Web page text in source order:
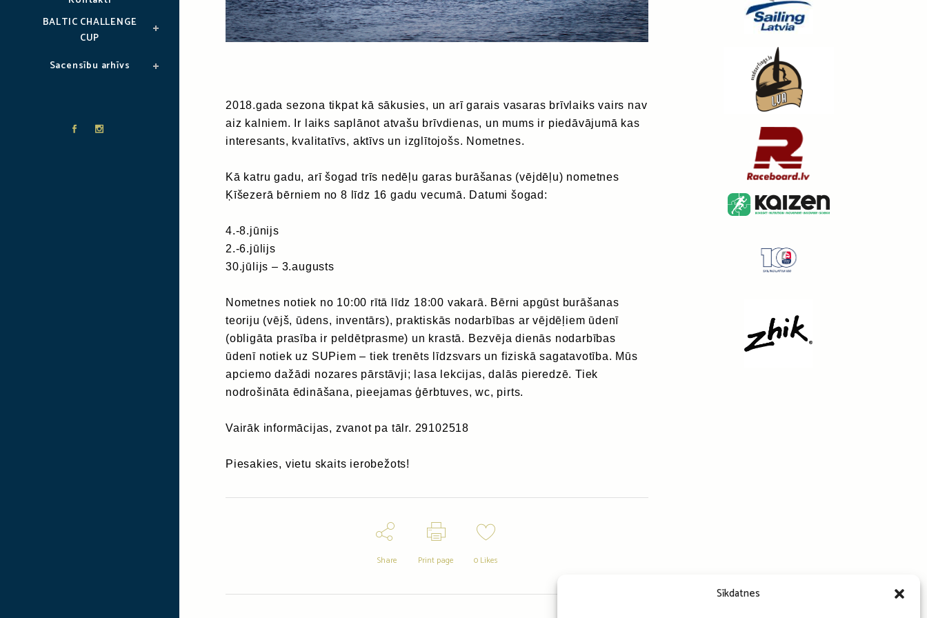
Sīkdatnes
BALTIC CHALLENGE
CUP
Sacensību arhīvs
2018.gada sezona tikpat kā sākusies, un arī garais vasaras brīvlaiks vairs nav
aiz kalniem. Ir laiks saplānot atvašu brīvdienas, un mums ir piedāvājumā kas
interesants, kvalitatīvs, aktīvs un izglītojošs. Nometnes.
Kā katru gadu, arī šogad trīs nedēļu garas burāšanas (vējdēļu) nometnes
Ķīšezerā bērniem no 8 līdz 16 gadu vecumā. Datumi šogad:
4.-8.jūnijs
2.-6.jūlijs
30.jūlijs – 3.augusts
Nometnes notiek no 10:00 rītā līdz 18:00 vakarā. Bērni apgūst burāšanas
teoriju (vējš, ūdens, inventārs), praktiskās nodarbības ar vējdēļiem ūdenī
(obligāta prasība ir peldētprasme) un krastā. Bezvēja dienās nodarbības
ūdenī notiek uz SUPiem – tiek trenēts līdzsvars un fiziskā sagatavotība. Mūs
apciemo dažādi nozares pārstāvji; lasa lekcijas, dalās pieredzē. Tiek
nodrošināta ēdināšana, pieejamas ģērbtuves, wc, pirts.
Vairāk informācijas, zvanot pa tālr. 29102518
Piesakies, vietu skaits ierobežots!
Share Print page 0 Likes